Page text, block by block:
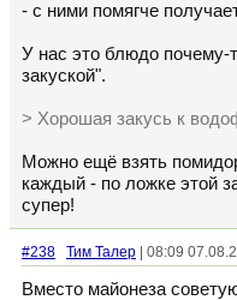
- с ними помягче
У нас это блюдо почему-
закуской".
> Хорошая закусь к
Можно ещё взять
каждый - по ложке этой
супер!
#238 Тим Талер | 08:09
Вместо майонеза